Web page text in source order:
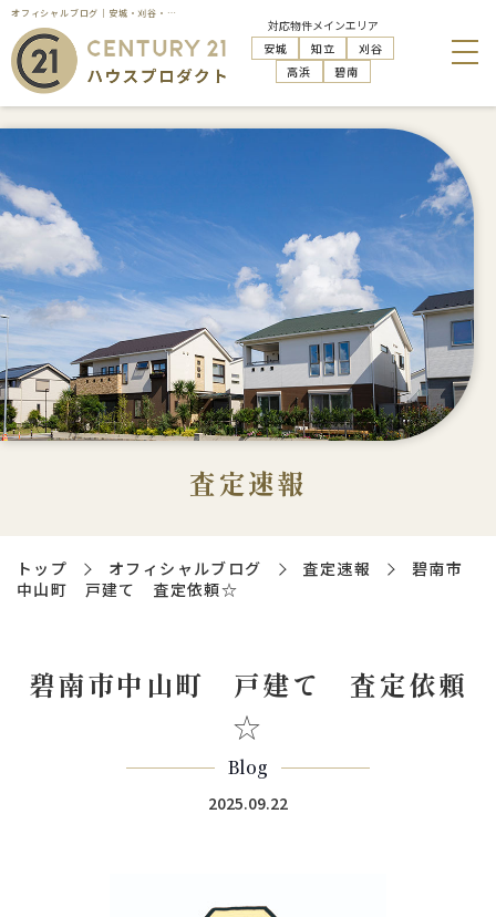
オフィシャルブログ｜安城・刈谷・知立・高浜の不動産売却はハウスプロダクト
対応物件メインエリア
安城
知立
刈谷
高浜
碧南
査定速報
トップ オフィシャルブログ 査定速報
碧南市
中山町 戸建て 査定依頼☆
碧南市中山町 戸建て 査定依頼
☆
Blog
2025.09.22